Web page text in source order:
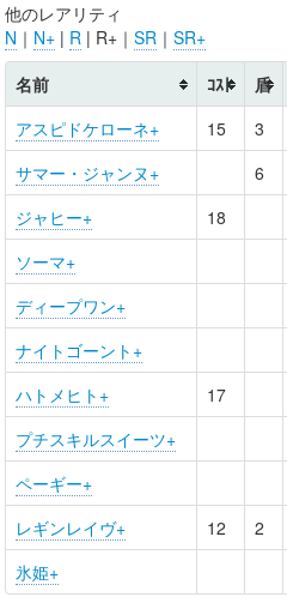
他のレアリティ
N ｜ N+ | R | R+｜ SR ｜ SR+
名前
ｺｽﾄ 盾
アスピドケローネ+
15 3
サマー・ジャンヌ+
6
ジャヒー+
18
ソーマ+
ディープワン+
ナイトゴーント+
ハトメヒト+
17
プチスキルスイーツ+
ペーギー+
レギンレイヴ+
12 2
氷姫+